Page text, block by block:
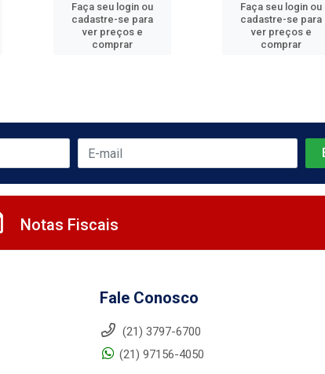
Faça seu login ou
cadastre-se para
ver preços e
comprar
Faça seu login ou
cadastre-se para
ver preços e
comprar
Notas Fiscais
Fale Conosco
(21) 3797-6700
(21) 97156-4050